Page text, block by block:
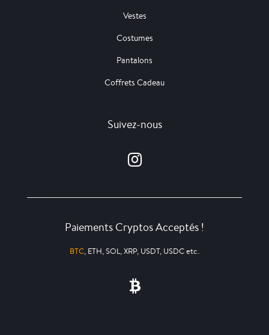
Vestes
Costumes
Pantalons
Coffrets Cadeau
Suivez-nous
Paiements Cryptos Acceptés !
BTC, ETH, SOL, XRP, USDT, USDC etc.